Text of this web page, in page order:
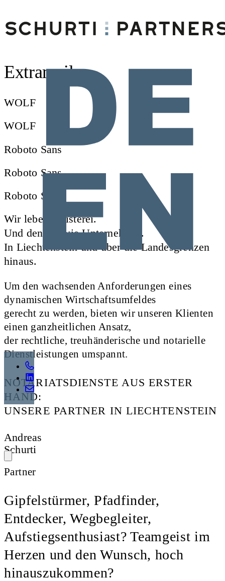
Extrameile
WOLF
WOLF
Roboto Sans
Roboto Sans
Roboto Sans
Wir leben Juristerei.
Und denken wie Unternehmer.
In Liechtenstein und über die Landesgrenzen
hinaus.
Um den wachsenden Anforderungen eines
dynamischen Wirtschaftsumfeldes
gerecht zu werden, bieten wir unseren Klienten
einen ganzheitlichen Ansatz,
der rechtliche, treuhänderische und notarielle
Dienstleistungen umspannt.
NOTARIATSDIENSTE AUS ERSTER
HAND:
UNSERE PARTNER IN LIECHTENSTEIN
Andreas
Schurti
Partner
Gipfelstürmer, Pfadfinder,
Entdecker, Wegbegleiter,
Aufstiegsenthusiast? Teamgeist im
Herzen und den Wunsch, hoch
hinauszukommen?